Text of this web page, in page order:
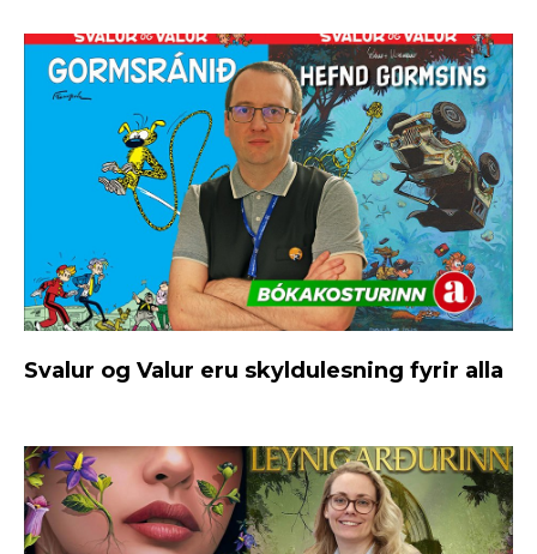
Svalur og Valur eru skyldulesning fyrir alla